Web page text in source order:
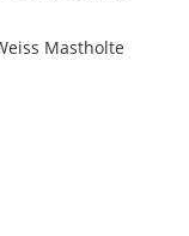
Mastholte